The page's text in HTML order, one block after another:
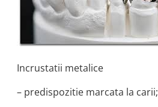
Incrustatii metalice
– predispozitie marcata la carii;